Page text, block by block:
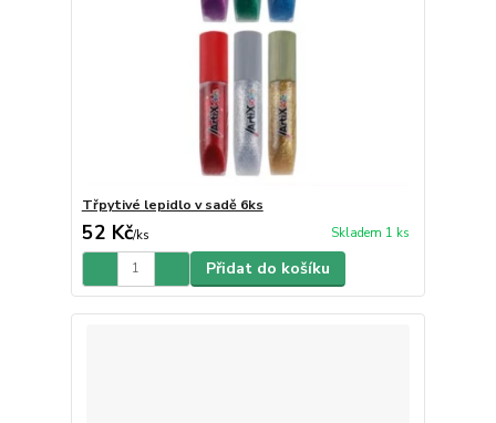
Třpytivé lepidlo v sadě 6ks
52 Kč/ks Skladem 1 ks
Přidat do košíku